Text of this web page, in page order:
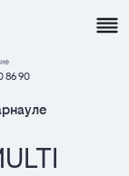
86 90